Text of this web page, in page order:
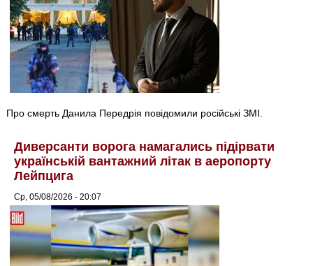
Про смерть Данила Передрія повідомили російські ЗМІ.
Диверсанти ворога намагались підірвати
українській вантажний літак в аеропорту
Лейпцига
Ср, 05/08/2026 - 20:07